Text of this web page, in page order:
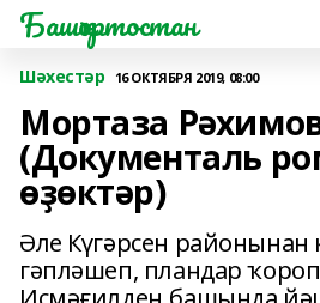
Башҡортостан
Шәхестәр 16 ОКТЯБРЯ 2019, 08:00
Мортаза
(Документаль
өҙөктәр)
Әле Күгәрсен районынан
гәпләшеп, пландар